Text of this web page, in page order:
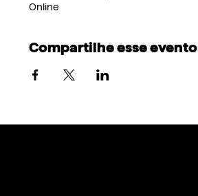
Online
Compartilhe esse evento